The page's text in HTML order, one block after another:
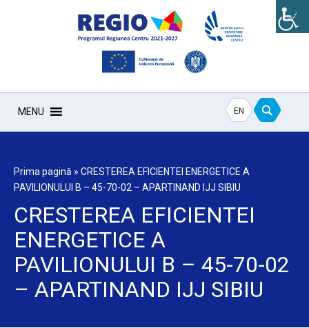
MENU EN
Prima pagină » CRESTEREA EFICIENTEI ENERGETICE A
PAVILIONULUI B – 45-70-02 – APARTINAND IJJ SIBIU
CRESTEREA EFICIENTEI
ENERGETICE A
PAVILIONULUI B – 45-70-02
– APARTINAND IJJ SIBIU